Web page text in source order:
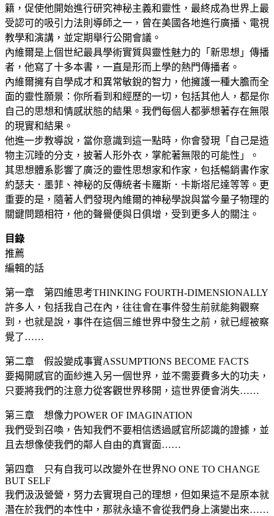
籍，促使他開始進行研究神秘主義和靈性，最終成為世界上最
受認可的吸引力法則導師之一，曾在美國各地進行廣播、電視
教學和演講，並定期舉行公開會議。
內維爾是上個世紀最具學術實質與靈性魅力的「新思想」傳播
者，他寫了十多本書，一直是形而上學的熱門傳播者。
內維爾擁有自學成才和異常敏銳的智力，他擁護一種大膽而全
面的靈性願景：你所看到和經歷的一切，包括其他人，都是你
自己的思想和情感狀態的結果。我們每個人都夢想著存在無限
的現實和結果。
他進一步教導說，當你意識到這一點時，你會發現「自己是造
物主沉睡的分支，披著人形外衣，掌舵著無限的可能性」。
其思想體系影響了廣泛的靈性思想家和作家，包括暢銷書作家
約瑟夫．墨菲、神秘的反傳統者卡羅斯．卡斯塔尼達等等。更
重要的是，隨著人們發現內維爾的神秘學說與當今量子物理的
關鍵問題相符，他的聲譽便與日俱增，受到更多人的關注。
目錄
推薦
編輯的話
第一章 第四維思考THINKING FOURTH-DIMENSIONALLY
許多人，包括我自己在內，往往會在事件發生前就能夠觀察
到，也就是說，事件在這個三維世界中發生之前，就已經被察
覺了……
第二章 假設變成事實ASSUMPTIONS BECOME FACTS
要揭開感官的面紗進入另一個世界，並不需要費多大的功夫，
只要將我們的注意力從客觀世界移開，這世界便會消失……
第三章 想像力POWER OF IMAGINATION
我們受到召喚，告知我們不要相信透過感官所認識的證據，並
且去想像使我們的鄰人自由的真實面……
第四章 只有自我可以改變外在世界NO ONE TO CHANGE
BUT SELF
我們汲汲營營，努力去實現自己的理想，但如果這不是原本就
潛在於我們的本性中，那就永遠不會從我們身上演變出來……